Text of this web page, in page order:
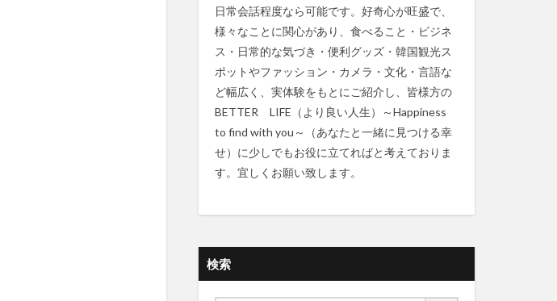
日常会話程度なら可能です。好奇心が旺盛で、
様々なことに関心があり、食べること・ビジネ
ス・日常的な気づき・便利グッズ・韓国観光ス
ポットやファッション・カメラ・文化・言語な
ど幅広く、実体験をもとにご紹介し、皆様方の
BETTER LIFE（より良い人生）～Happiness
to find with you～（あなたと一緒に見つける幸
せ）に少しでもお役に立てればと考えておりま
す。宜しくお願い致します。
検索